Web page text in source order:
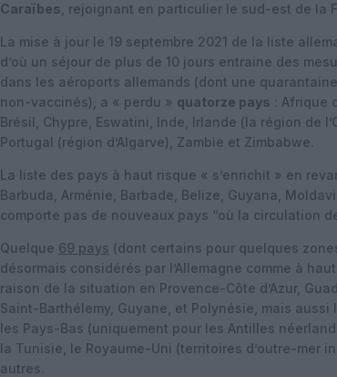
Caraïbes , rejoignant en particulier le sud-est de la
La mise à jour le 19 septembre 2021 de la liste
d’où un séjour de plus de 10 jours entraine des
dans les aéroports allemands (dont une
non-vaccinés), a « perdu » quatorze pays : Afrique
Brésil, Chypre, Eswatini, Inde, Irlande (la région de
Portugal (région d’Algarve), Zambie et Zimbabwe.
La liste des pays à haut risque « s’enrichit » en
Barbuda, Arménie, Barbade, Belize, Guyana,
comporte pas de nouveaux pays “où la circulation
Quelque 69 pays (dont certains pour quelques
désormais considérés par l’Allemagne comme à
raison de la situation en Provence-Côte d’Azur,
Saint-Barthélemy, Guyane, et Polynésie, mais aussi
les Pays-Bas (uniquement pour les Antilles
la Tunisie, le Royaume-Uni (territoires d’outre-mer
autres.